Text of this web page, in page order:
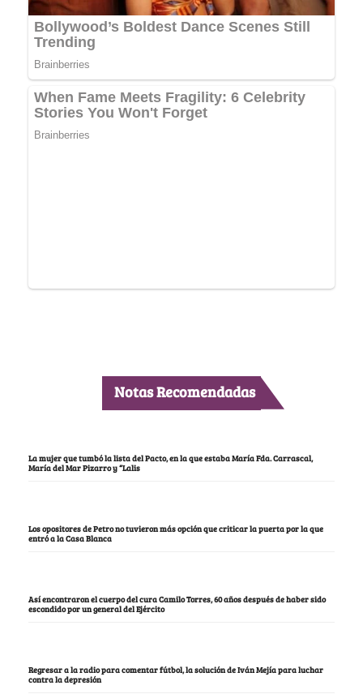
Notas Recomendadas
La mujer que tumbó la lista del Pacto, en la que estaba María Fda. Carrascal,
María del Mar Pizarro y “Lalis
Los opositores de Petro no tuvieron más opción que criticar la puerta por la que
entró a la Casa Blanca
Así encontraron el cuerpo del cura Camilo Torres, 60 años después de haber sido
escondido por un general del Ejército
Regresar a la radio para comentar fútbol, la solución de Iván Mejía para luchar
contra la depresión